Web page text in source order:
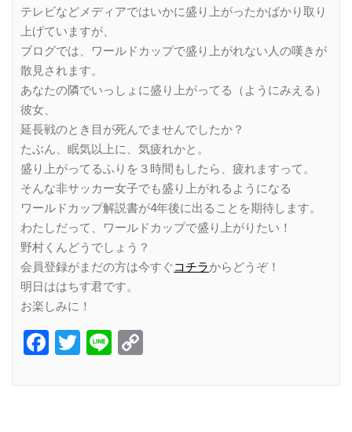
テレビなどメディアではいかに盛り上がったかばかり取り
上げていますが、
ブログでは、ワールドカップで盛り上がれない人の嘆きが
散見されます。
あなたの隣でいっしょに盛り上がってる（ようにみえる）
彼女、
延長戦のとき目が死んでませんでしたか？
たぶん、眠気以上に、気疲れかと。
盛り上がってるふりを３時間もしたら、疲れますって。
そんな非サッカー女子でも盛り上がれるようになる
ワールドカップ解説書が4年後に出ることを期待します。
わたしだって、ワールドカップで盛り上がりたい！
野村くんどうでしょう？
会員登録がまだの方は今すぐコチラからどうぞ！
明日ははちす君です。
お楽しみに！
Facebook
Twitter
Line